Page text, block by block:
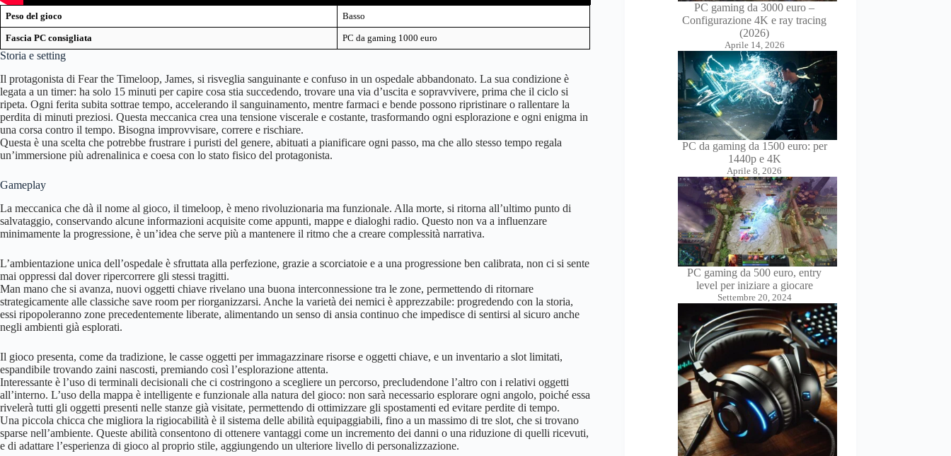
Peso del gioco Basso
Fascia PC consigliata PC da gaming 1000 euro
Storia e setting
Il protagonista di Fear the Timeloop, James, si risveglia sanguinante e confuso in un ospedale abbandonato. La sua condizione è
legata a un timer: ha solo 15 minuti per capire cosa stia succedendo, trovare una via d’uscita e sopravvivere, prima che il ciclo si
ripeta. Ogni ferita subita sottrae tempo, accelerando il sanguinamento, mentre farmaci e bende possono ripristinare o rallentare la
perdita di minuti preziosi. Questa meccanica crea una tensione viscerale e costante, trasformando ogni esplorazione e ogni enigma in
una corsa contro il tempo. Bisogna improvvisare, correre e rischiare.
Questa è una scelta che potrebbe frustrare i puristi del genere, abituati a pianificare ogni passo, ma che allo stesso tempo regala
un’immersione più adrenalinica e coesa con lo stato fisico del protagonista.
Gameplay
La meccanica che dà il nome al gioco, il timeloop, è meno rivoluzionaria ma funzionale. Alla morte, si ritorna all’ultimo punto di
salvataggio, conservando alcune informazioni acquisite come appunti, mappe e dialoghi radio. Questo non va a influenzare
minimamente la progressione, è un’idea che serve più a mantenere il ritmo che a creare complessità narrativa.
L’ambientazione unica dell’ospedale è sfruttata alla perfezione, grazie a scorciatoie e a una progressione ben calibrata, non ci si sente
mai oppressi dal dover ripercorrere gli stessi tragitti.
Man mano che si avanza, nuovi oggetti chiave rivelano una buona interconnessione tra le zone, permettendo di ritornare
strategicamente alle classiche save room per riorganizzarsi. Anche la varietà dei nemici è apprezzabile: progredendo con la storia,
essi ripopoleranno zone precedentemente liberate, alimentando un senso di ansia continuo che impedisce di sentirsi al sicuro anche
negli ambienti già esplorati.
Il gioco presenta, come da tradizione, le casse oggetti per immagazzinare risorse e oggetti chiave, e un inventario a slot limitati,
espandibile trovando zaini nascosti, premiando così l’esplorazione attenta.
Interessante è l’uso di terminali decisionali che ci costringono a scegliere un percorso, precludendone l’altro con i relativi oggetti
all’interno. L’uso della mappa è intelligente e funzionale alla natura del gioco: non sarà necessario esplorare ogni angolo, poiché essa
rivelerà tutti gli oggetti presenti nelle stanze già visitate, permettendo di ottimizzare gli spostamenti ed evitare perdite di tempo.
Una piccola chicca che migliora la rigiocabilità è il sistema delle abilità equipaggiabili, fino a un massimo di tre slot, che si trovano
sparse nell’ambiente. Queste abilità consentono di ottenere vantaggi come un incremento dei danni o una riduzione di quelli ricevuti,
e di adattare l’esperienza di gioco al proprio stile, aggiungendo un ulteriore livello di personalizzazione.
PC gaming da 3000 euro –
Configurazione 4K e ray tracing
(2026)
Aprile 14, 2026
PC da gaming da 1500 euro: per
1440p e 4K
Aprile 8, 2026
PC gaming da 500 euro, entry
level per iniziare a giocare
Settembre 20, 2024